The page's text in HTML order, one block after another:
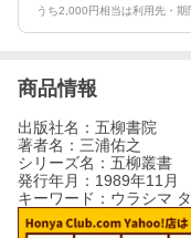
うち2,000円相当は利用先・期
商品情報
出版社名：五柳書院
著者名：三浦佑之
シリーズ名：五柳叢書
発行年月：1989年11月
キーワード：ウラシマ